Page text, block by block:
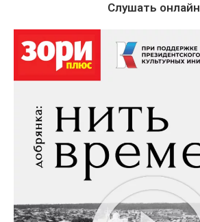
Слушать онлайн